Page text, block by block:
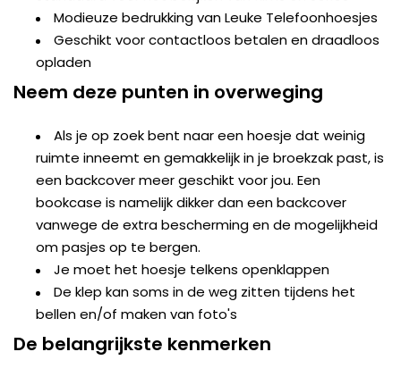
Modieuze bedrukking van Leuke Telefoonhoesjes
Geschikt voor contactloos betalen en draadloos
opladen
Neem deze punten in overweging
Als je op zoek bent naar een hoesje dat weinig
ruimte inneemt en gemakkelijk in je broekzak past, is
een backcover meer geschikt voor jou. Een
bookcase is namelijk dikker dan een backcover
vanwege de extra bescherming en de mogelijkheid
om pasjes op te bergen.
Je moet het hoesje telkens openklappen
De klep kan soms in de weg zitten tijdens het
bellen en/of maken van foto's
De belangrijkste kenmerken